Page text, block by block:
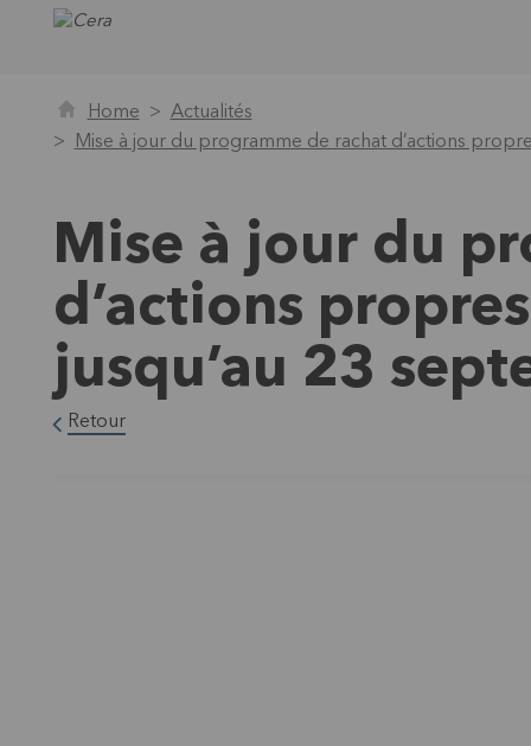
Home
Actualités
Mise à jour du programme de rachat d’actions
Mise à jour du
d’actions
jusqu’au 23
Retour